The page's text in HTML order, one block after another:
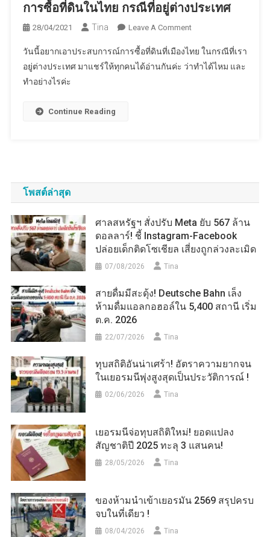
การซื้อที่ดินในไทย กรณีที่อยู่ต่างประเทศ
28/04/2021 Tina Leave A CommentOn
ซื้อ
ที่ดิน
วันนี้อยากเอาประสบการณ์การซื้อที่ดินที่เมืองไทย ในกรณีที่เรา
อยู่ต่างประเทศ มาแชร์ให้ทุกคนได้อ่านกันค่ะ ว่าทำได้ไหม และ
ทำอย่างไรค่ะ
Continue Reading
โพสต์ล่าสุด
ศาลสหรัฐฯ สั่งปรับ Meta ยับ 567 ล้าน
ดอลลาร์! ชี้ Instagram-Facebook
ปล่อยเด็กติดโซเชียล เสี่ยงถูกล่วงละเมิด
07/08/2026 Tina
สายดื่มมีสะดุ้ง! Deutsche Bahn เล็ง
ห้ามดื่มแอลกอฮอล์ใน 5,400 สถานี เริ่ม
ต.ค. 2026
22/07/2026 Tina
ทุบสถิติอันน่าเศร้า! อัตราความยากจน
ในเยอรมนีพุ่งสูงสุดเป็นประวัติการณ์ !
02/06/2026 Tina
เยอรมนีจ่อทุบสถิติใหม่! ยอดแปลง
สัญชาติปี 2025 ทะลุ 3 แสนคน!
28/05/2026 Tina
ของห้ามนำเข้าเยอรมัน 2569 สรุปครบ
จบในที่เดียว !
08/04/2026 Tina